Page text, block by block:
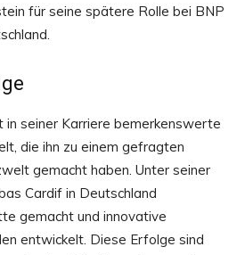
für seine spätere Rolle bei BNP
seiner Karriere bemerkenswerte
die ihn zu einem gefragten
gemacht haben. Unter seiner
Cardif in Deutschland
gemacht und innovative
entwickelt. Diese Erfolge sind